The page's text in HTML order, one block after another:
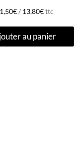
€/ 13,80€ttc
au panier